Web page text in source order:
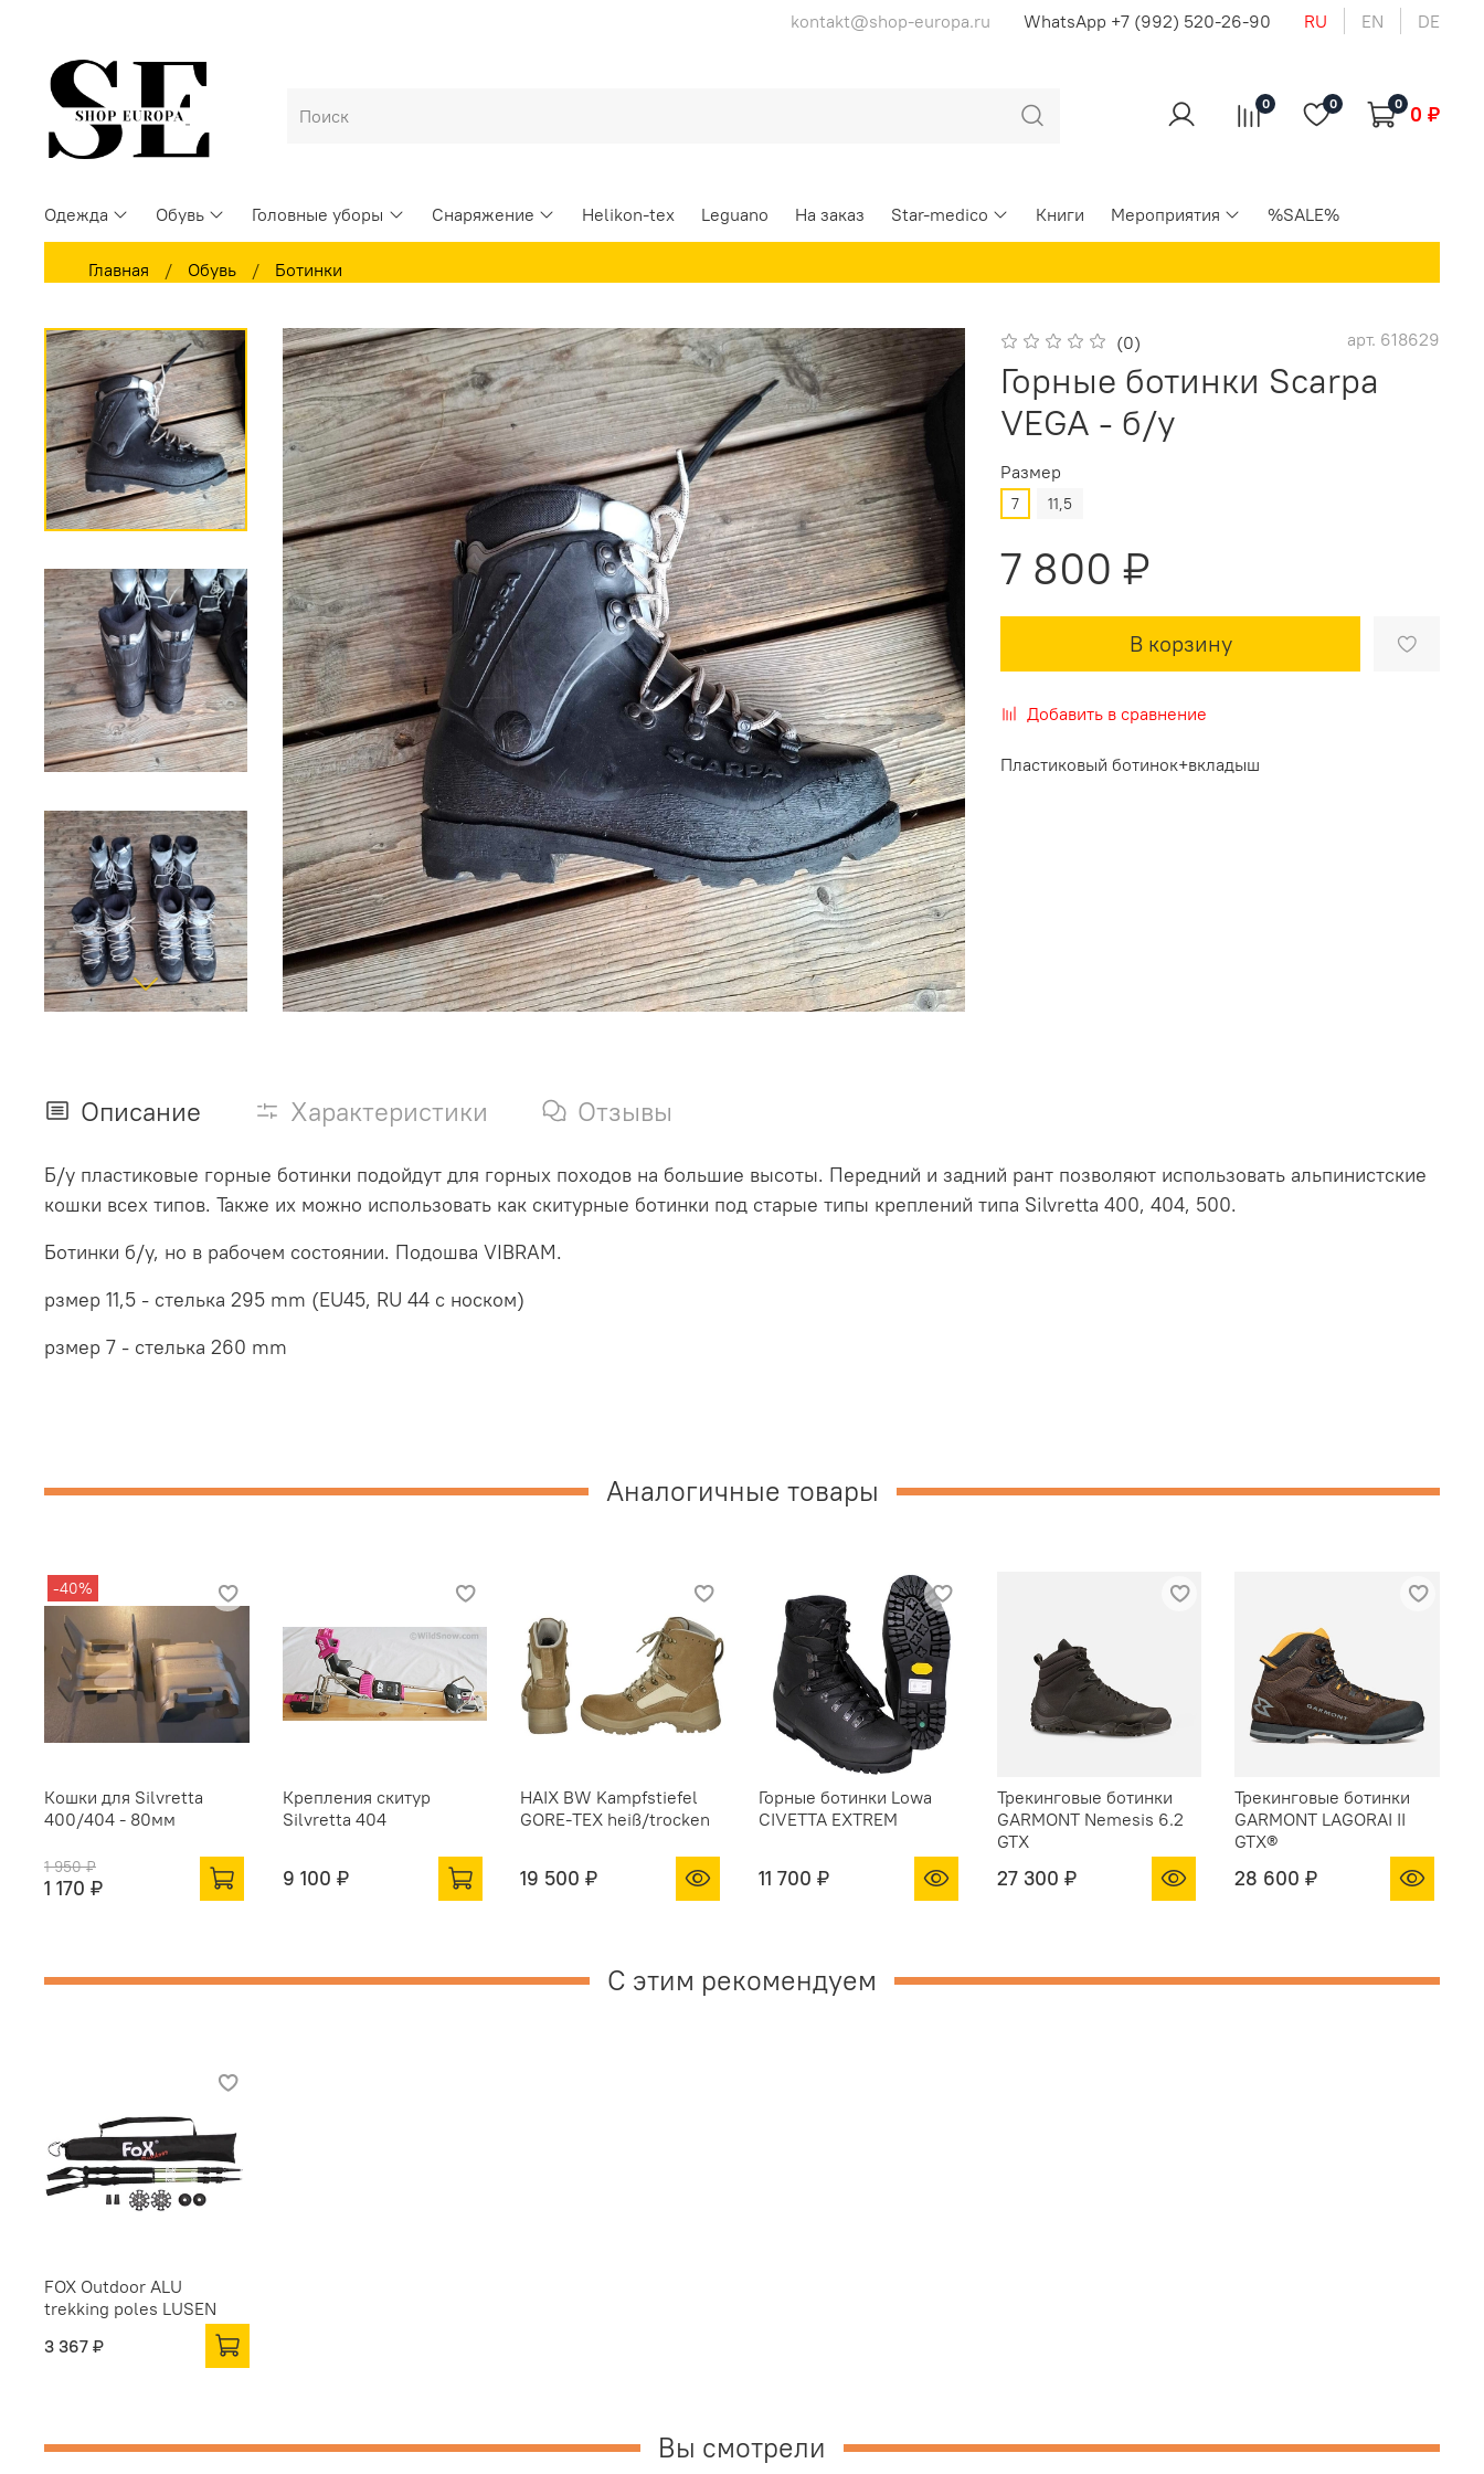
kontakt@shop-europa.ru WhatsApp +7 (992) 520-26-90 RU EN DE
0 0 0 0 ₽
Одежда Обувь Головные уборы Снаряжение Helikon-tex Leguano На заказ Star-medico Книги Мероприятия %SALE%
Главная Обувь Ботинки
(0) арт. 618629
Горные ботинки Scarpa
VEGA - б/у
Размер
7 11,5
7 800 ₽
В корзину
Добавить в сравнение
Пластиковый ботинок+вкладыш
Описание Характеристики Отзывы
Б/у пластиковые горные ботинки подойдут для горных походов на большие высоты. Передний и задний рант позволяют использовать альпинистские
кошки всех типов. Также их можно использовать как скитурные ботинки под старые типы креплений типа Silvretta 400, 404, 500.
Ботинки б/у, но в рабочем состоянии. Подошва VIBRAM.
рзмер 11,5 - стелька 295 mm (EU45, RU 44 с носком)
рзмер 7 - стелька 260 mm
Аналогичные товары
-40%
Кошки для Silvretta
400/404 - 80мм
1 950 ₽
1 170 ₽
Крепления скитур
Silvretta 404
9 100 ₽
HAIX BW Kampfstiefel
GORE-TEX heiß/trocken
19 500 ₽
Горные ботинки Lowa
CIVETTA EXTREM
11 700 ₽
Трекинговые ботинки
GARMONT Nemesis 6.2
GTX
27 300 ₽
Трекинговые ботинки
GARMONT LAGORAI II
GTX®
28 600 ₽
С этим рекомендуем
FOX Outdoor ALU
trekking poles LUSEN
3 367 ₽
Вы смотрели